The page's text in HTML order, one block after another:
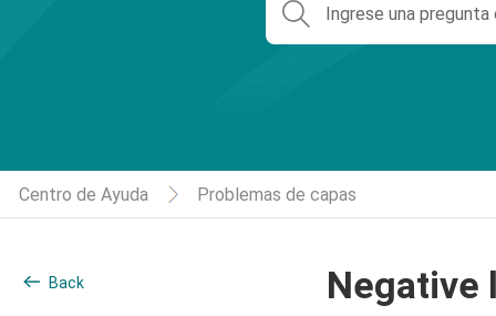
Centro de Ayuda Problemas de capas
Negative
Back